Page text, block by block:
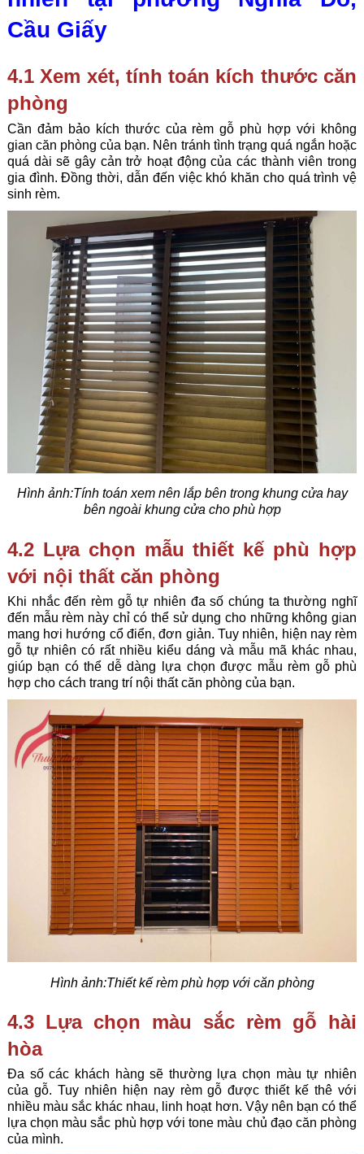
Cầu Giấy
4.1 Xem xét, tính toán kích thước căn
phòng
Cần đảm bảo kích thước của rèm gỗ phù hợp với không
gian căn phòng của bạn. Nên tránh tình trạng quá ngắn hoặc
quá dài sẽ gây cản trở hoạt động của các thành viên trong
gia đình. Đồng thời, dẫn đến việc khó khăn cho quá trình vệ
sinh rèm.
Hình ảnh:Tính toán xem nên lắp bên trong khung cửa hay
bên ngoài khung cửa cho phù hợp
4.2 Lựa chọn mẫu thiết kế phù hợp
với nội thất căn phòng
Khi nhắc đến rèm gỗ tự nhiên đa số chúng ta thường nghĩ
đến mẫu rèm này chỉ có thể sử dụng cho những không gian
mang hơi hướng cổ điển, đơn giản. Tuy nhiên, hiện nay rèm
gỗ tự nhiên có rất nhiều kiểu dáng và mẫu mã khác nhau,
giúp bạn có thể dễ dàng lựa chọn được mẫu rèm gỗ phù
hợp cho cách trang trí nội thất căn phòng của bạn.
Hình ảnh:Thiết kế rèm phù hợp với căn phòng
4.3 Lựa chọn màu sắc rèm gỗ hài
hòa
Đa số các khách hàng sẽ thường lựa chọn màu tự nhiên
của gỗ. Tuy nhiên hiện nay rèm gỗ được thiết kế thê với
nhiều màu sắc khác nhau, linh hoạt hơn. Vậy nên bạn có thể
lựa chọn màu sắc phù hợp với tone màu chủ đạo căn phòng
của mình.